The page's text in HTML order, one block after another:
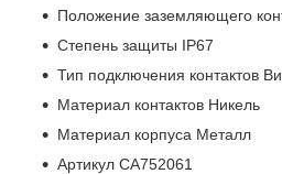
Положение заземляющего
Степень защиты IP67
Тип подключения контактов
Материал контактов Никель
Материал корпуса Металл
Артикул CA752061